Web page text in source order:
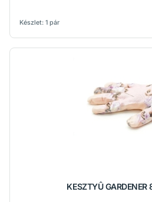
Készlet: 1 pár
KESZTYÛ GARDENER